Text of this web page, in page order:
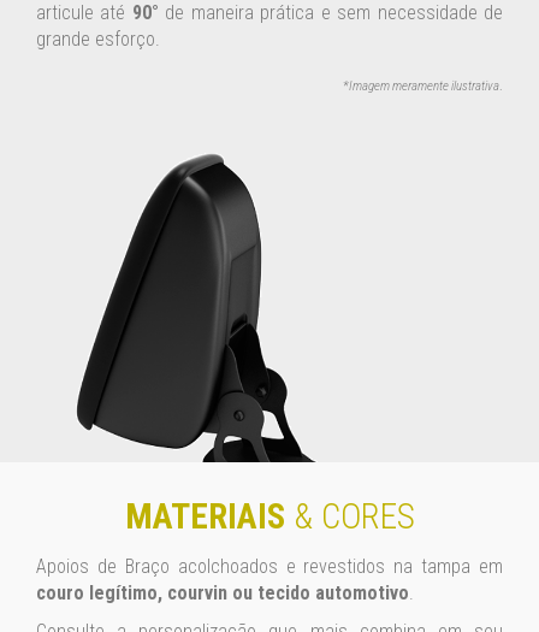
articule até 90° de maneira prática e sem necessidade de
grande esforço.
*Imagem meramente ilustrativa.
MATERIAIS & CORES
Apoios de Braço acolchoados e revestidos na tampa em
couro legítimo, courvin ou tecido automotivo.